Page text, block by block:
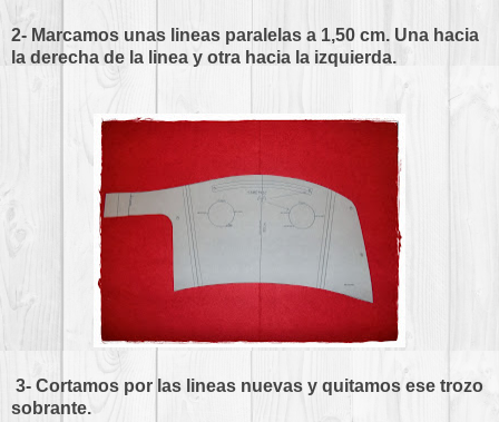
2- Marcamos unas lineas paralelas a 1,50 cm. Una hacia
la derecha de la linea y otra hacia la izquierda.
3- Cortamos por las lineas nuevas y quitamos ese trozo
sobrante.